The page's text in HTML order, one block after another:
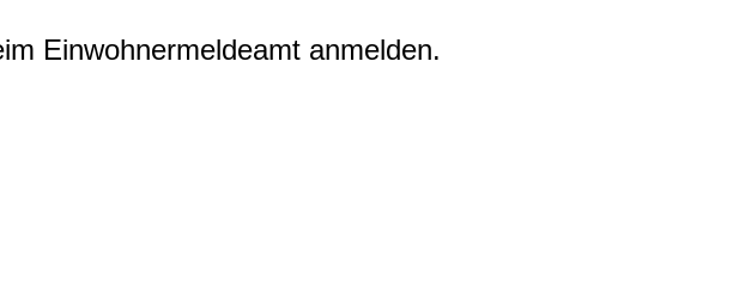
Einwohnermeldeamt anmelden.